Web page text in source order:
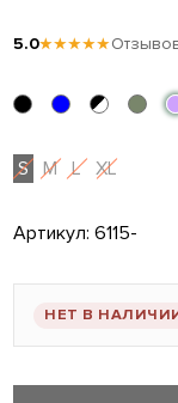
5.0★★★★★
S M L XL
Артикул:6115-
НЕТ В